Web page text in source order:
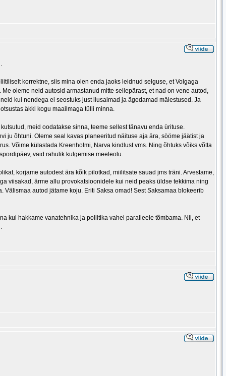
korrektne, siis mina olen enda jaoks leidnud selguse, et Volgaga
oleme neid autosid armastanud mitte sellepärast, et nad on vene autod,
kui nendega ei seostuks just ilusaimad ja ägedamad mälestused. Ja
äkki kogu maailmaga tülli minna.
meid oodatakse sinna, teeme sellest tänavu enda ürituse.
ju õhtuni. Oleme seal kavas planeeritud näituse aja ära, sööme jäätist ja
Võime külastada Kreenholmi, Narva kindlust vms. Ning õhtuks võiks võtta
vaid rahulik kulgemise meeleolu.
korjame autodest ära kõik pilotkad, miilitsate sauad jms träni. Arvestame,
viisakad, ärme allu provokatsioonidele kui neid peaks üldse tekkima ning
autod jätame koju. Eriti Saksa omad! Sest Saksamaa blokeerib
kui hakkame vanatehnika ja poliitika vahel paralleele tõmbama. Nii, et